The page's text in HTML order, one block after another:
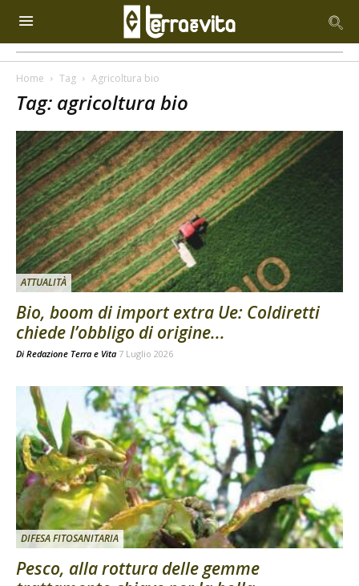
Home Tag Agricoltura bio
Tag: agricoltura bio
ATTUALITÀ
Bio, boom di import extra Ue: Coldiretti
chiede l’obbligo di origine...
Di Redazione Terra e Vita 7 Luglio 2026
DIFESA FITOSANITARIA
Pesco, alla rottura delle gemme